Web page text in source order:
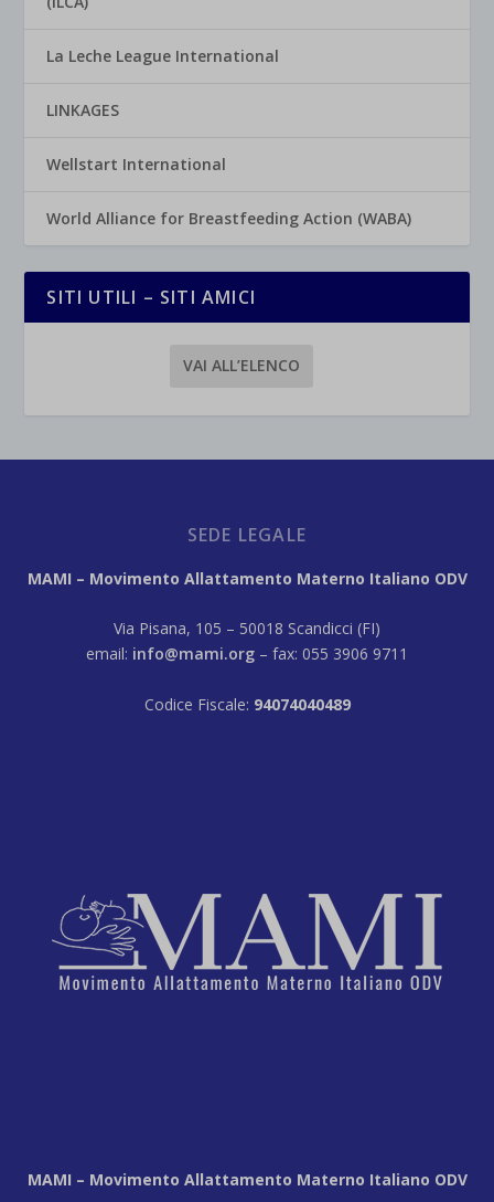
La Leche League International
LINKAGES
Wellstart International
World Alliance for Breastfeeding Action (WABA)
SITI UTILI – SITI AMICI
VAI ALL’ELENCO
SEDE LEGALE
MAMI – Movimento Allattamento Materno Italiano ODV
Via Pisana, 105 – 50018 Scandicci (FI)
email: info@mami.org – fax: 055 3906 9711
Codice Fiscale: 94074040489
MAMI – Movimento Allattamento Materno Italiano ODV